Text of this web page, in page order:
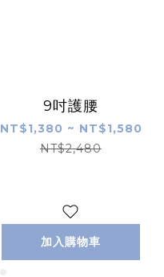
9吋護腰
NT$1,380 ~ NT$1,580
NT$2,480
加入購物車